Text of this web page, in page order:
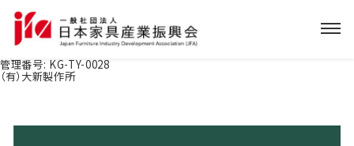
管理番号: KG-TY-0028
（有）大新製作所